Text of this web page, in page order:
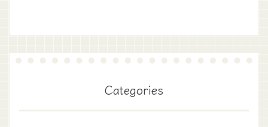
Categories